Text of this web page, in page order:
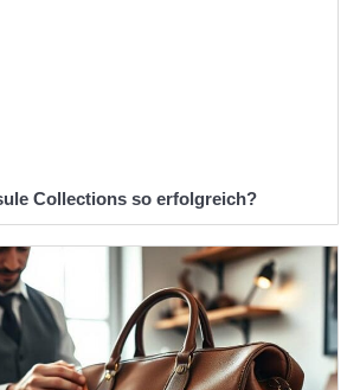
Collections so erfolgreich?